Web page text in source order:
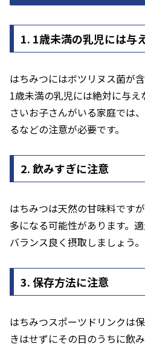
1. 1歳未満の乳児には与
はちみつにはボツリヌス菌が
1歳未満の乳児には絶対に与
さいお子さんがいる家庭では
るなどの注意が必要です。
2. 飲みすぎに注意
はちみつは天然の甘味料です
多になる可能性があります。
バランス良く摂取しましょう。
3. 保存方法に注意
はちみつスポーツドリンクは
きはせずにその日のうちに飲